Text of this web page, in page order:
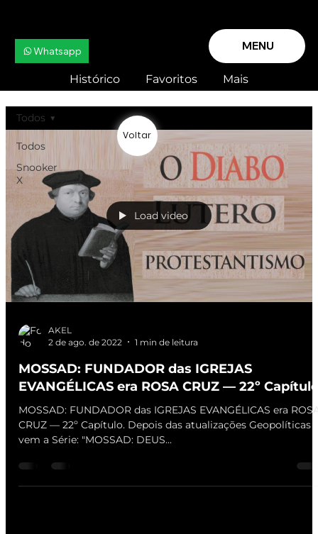
MENU
Whatsapp
Histórico Favoritos Mais
Todos
Snooker
X
Todos
Load video
AKEL
2 de ago. de 2022
1 min de leitura
MOSSAD: FUNDADOR das IGREJAS
EVANGÉLICAS era ROSA CRUZ — 22º
MOSSAD: FUNDADOR das IGREJAS EVANGÉLICAS era
CRUZ — 22º Capítulo. Depois das atualizações Geopolíticas
vem a Série: "MOSSAD: DEUS...
Voltar